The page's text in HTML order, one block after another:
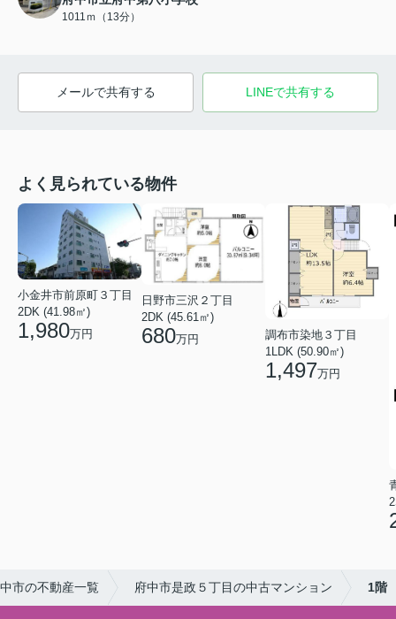
1011ｍ（13分）
メールで共有する LINEで共有する
よく見られている物件
小金井市前原町３丁目
2DK (41.98㎡)
1,980万円
日野市三沢２丁目
2DK (45.61㎡)
680万円
調布市染地３丁目
1LDK (50.90㎡)
1,497万円
市の不動産一覧 府中市是政５丁目の中古マンション 1階